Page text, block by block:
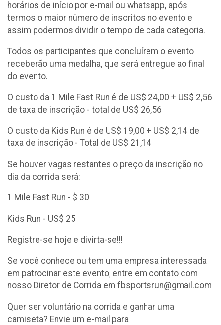
horários de início por e-mail ou whatsapp, após
termos o maior número de inscritos no evento e
assim podermos dividir o tempo de cada categoria.
Todos os participantes que concluírem o evento
receberão uma medalha, que será entregue ao final
do evento.
O custo da 1 Mile Fast Run é de US$ 24,00 + US$ 2,56
de taxa de inscrição - total de US$ 26,56
O custo da Kids Run é de US$ 19,00 + US$ 2,14 de
taxa de inscrição - Total de US$ 21,14
Se houver vagas restantes o preço da inscrição no
dia da corrida será:
1 Mile Fast Run - $ 30
Kids Run - US$ 25
Registre-se hoje e divirta-se!!!
Se você conhece ou tem uma empresa interessada
em patrocinar este evento, entre em contato com
nosso Diretor de Corrida em fbsportsrun@gmail.com
Quer ser voluntário na corrida e ganhar uma
camiseta? Envie um e-mail para